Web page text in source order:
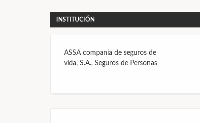
INSTITUCIÓN
ASSA compania de seguros de
vida, S.A., Seguros de Personas